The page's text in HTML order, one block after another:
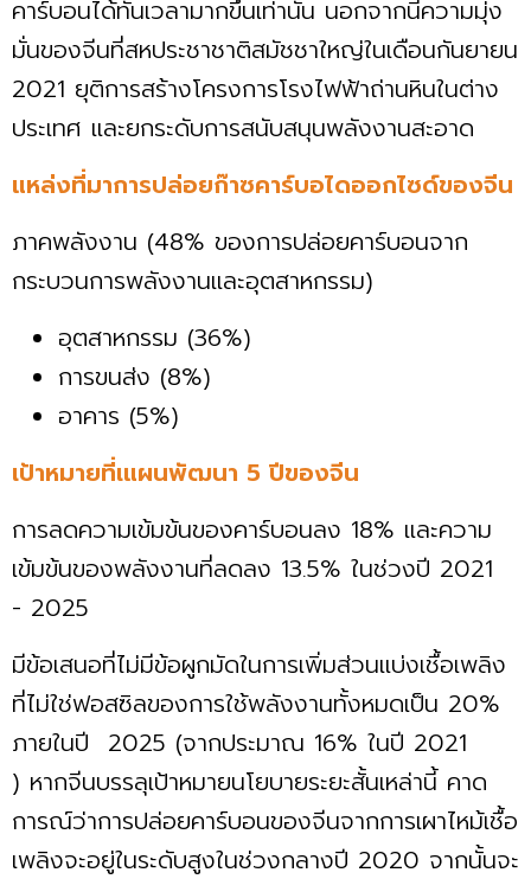
คาร์บอนได้ทันเวลามากขึ้นเท่านั้น นอกจากนี้ความมุ่ง
มั่นของจีนที่สหประชาชาติสมัชชาใหญ่ในเดือนกันยายน
2021 ยุติการสร้างโครงการโรงไฟฟ้าถ่านหินในต่าง
ประเทศ และยกระดับการสนับสนุนพลังงานสะอาด
แหล่งที่มาการปล่อยก๊าซคาร์บอไดออกไซด์ของจีน
ภาคพลังงาน (48% ของการปล่อยคาร์บอนจาก
กระบวนการพลังงานและอุตสาหกรรม)
อุตสาหกรรม (36%)
การขนส่ง (8%)
อาคาร (5%)
เป้าหมายที่เแผนพัฒนา 5 ปีของจีน
การลดความเข้มข้นของคาร์บอนลง 18% และความ
เข้มข้นของพลังงานที่ลดลง 13.5% ในช่วงปี 2021
- 2025
มีข้อเสนอที่ไม่มีข้อผูกมัดในการเพิ่มส่วนแบ่งเชื้อเพลิง
ที่ไม่ใช่ฟอสซิลของการใช้พลังงานทั้งหมดเป็น 20%
ภายในปี 2025 (จากประมาณ 16% ในปี 2021
) หากจีนบรรลุเป้าหมายนโยบายระยะสั้นเหล่านี้ คาด
การณ์ว่าการปล่อยคาร์บอนของจีนจากการเผาไหม้เชื้อ
เพลิงจะอยู่ในระดับสูงในช่วงกลางปี ​​2020 จากนั้นจะ